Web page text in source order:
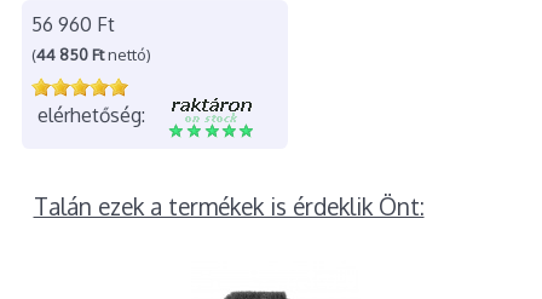
56 960 Ft
(44 850 Ftnettó)
elérhetőség:
Talán ezek a termékek is érdeklik Önt: